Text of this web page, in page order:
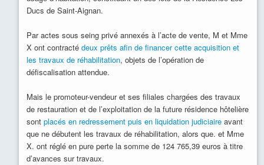
Ducs de Saint-Aignan.
Par actes sous seing privé annexés à l’acte de vente, M et Mme
X ont contracté deux prêts afin de financer cette acquisition et
les travaux de réhabilitation, objets de l’opération de
défiscalisation attendue.
Mais le promoteur-vendeur et ses filiales chargées des travaux
de restauration et de l’exploitation de la future résidence hôtelière
sont placés en redressement puis en liquidation judiciaireavant
que ne débutent les travaux de réhabilitation, alors que. et Mme
X. ont réglé en pure perte la somme de 124 765,39 euros à titre
d’avances sur travaux.